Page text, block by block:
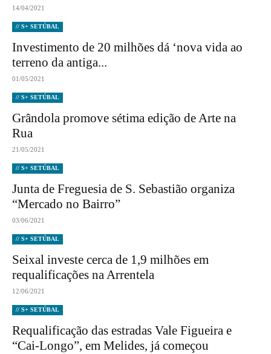
14/04/2021
// S+ SETÚBAL
Investimento de 20 milhões dá ‘nova vida ao
terreno da antiga...
01/05/2021
// S+ SETÚBAL
Grândola promove sétima edição de Arte na
Rua
21/05/2021
// S+ SETÚBAL
Junta de Freguesia de S. Sebastião organiza
“Mercado no Bairro”
03/06/2021
// S+ SETÚBAL
Seixal investe cerca de 1,9 milhões em
requalificações na Arrentela
12/06/2021
// S+ SETÚBAL
Requalificação das estradas Vale Figueira e
“Cai-Longo”, em Melides, já começou